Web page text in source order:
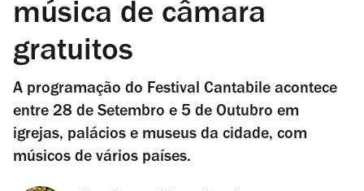
música de câmara
gratuitos
A programação do Festival Cantabile acontece
entre 28 de Setembro e 5 de Outubro em
igrejas, palácios e museus da cidade, com
músicos de vários países.